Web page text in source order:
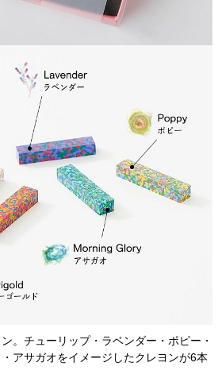
。チューリップ・ラベンダー・ポピー・
アサガオをイメージしたクレヨンが6本